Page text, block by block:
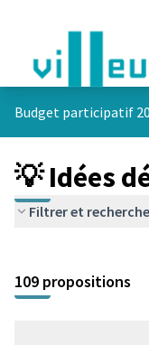
Budget participatif
💡 Idées
Filtrer et
+
−
109 propositions